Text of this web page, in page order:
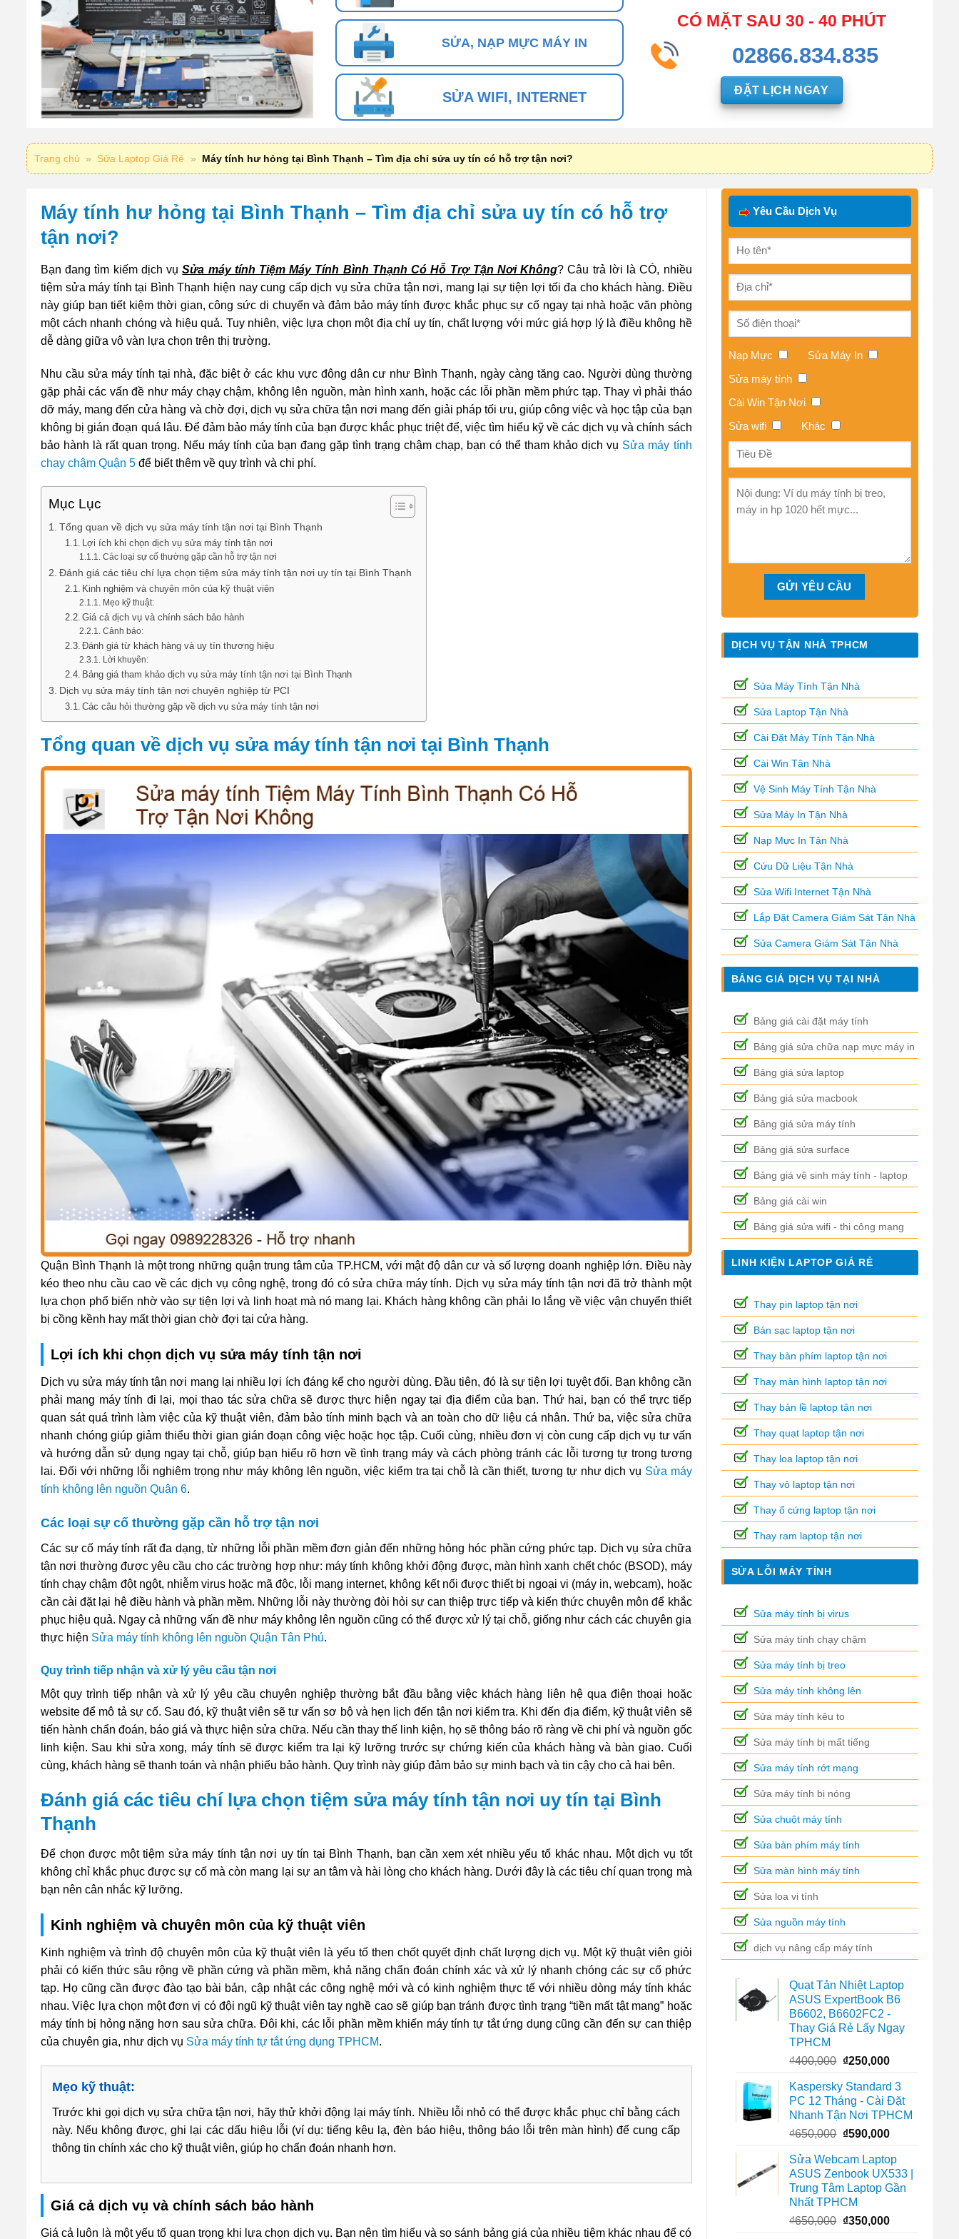
SỬA, NẠP MỰC MÁY IN
SỬA WIFI, INTERNET
CÓ MẶT SAU 30 - 40 PHÚT
02866.834.835
ĐẶT LỊCH NGAY
Trang chủ » Sửa Laptop Giá Rẻ » Máy tính hư hỏng tại Bình Thạnh – Tìm địa chỉ sửa uy tín có hỗ trợ tận nơi?
Máy tính hư hỏng tại Bình Thạnh – Tìm địa chỉ sửa uy tín có hỗ trợ
tận nơi?
Bạn đang tìm kiếm dịch vụSửa máy tính Tiệm Máy Tính Bình Thạnh Có Hỗ Trợ Tận Nơi Không? Câu trả lời là CÓ, nhiều
tiệm sửa máy tính tại Bình Thạnh hiện nay cung cấp dịch vụ sửa chữa tận nơi, mang lại sự tiện lợi tối đa cho khách hàng. Điều
này giúp bạn tiết kiệm thời gian, công sức di chuyển và đảm bảo máy tính được khắc phục sự cố ngay tại nhà hoặc văn phòng
một cách nhanh chóng và hiệu quả. Tuy nhiên, việc lựa chọn một địa chỉ uy tín, chất lượng với mức giá hợp lý là điều không hề
dễ dàng giữa vô vàn lựa chọn trên thị trường.
Nhu cầu sửa máy tính tại nhà, đặc biệt ở các khu vực đông dân cư như Bình Thạnh, ngày càng tăng cao. Người dùng thường
gặp phải các vấn đề như máy chạy chậm, không lên nguồn, màn hình xanh, hoặc các lỗi phần mềm phức tạp. Thay vì phải tháo
dỡ máy, mang đến cửa hàng và chờ đợi, dịch vụ sửa chữa tận nơi mang đến giải pháp tối ưu, giúp công việc và học tập của bạn
không bị gián đoạn quá lâu. Để đảm bảo máy tính của bạn được khắc phục triệt để, việc tìm hiểu kỹ về các dịch vụ và chính sách
bảo hành là rất quan trọng. Nếu máy tính của bạn đang gặp tình trạng chậm chạp, bạn có thể tham khảo dịch vụ Sửa máy tính
chạy chậm Quận 5 để biết thêm về quy trình và chi phí.
Mục Lục
Tổng quan về dịch vụ sửa máy tính tận nơi tại Bình Thạnh
Lợi ích khi chọn dịch vụ sửa máy tính tận nơi
Các loại sự cố thường gặp cần hỗ trợ tận nơi
Đánh giá các tiêu chí lựa chọn tiệm sửa máy tính tận nơi uy tín tại Bình Thạnh
Kinh nghiệm và chuyên môn của kỹ thuật viên
Mẹo kỹ thuật:
Giá cả dịch vụ và chính sách bảo hành
Cảnh báo:
Đánh giá từ khách hàng và uy tín thương hiệu
Lời khuyên:
Bảng giá tham khảo dịch vụ sửa máy tính tận nơi tại Bình Thạnh
Dịch vụ sửa máy tính tận nơi chuyên nghiệp từ PCI
Các câu hỏi thường gặp về dịch vụ sửa máy tính tận nơi
Tổng quan về dịch vụ sửa máy tính tận nơi tại Bình Thạnh
Quận Bình Thạnh là một trong những quận trung tâm của TP.HCM, với mật độ dân cư và số lượng doanh nghiệp lớn. Điều này
kéo theo nhu cầu cao về các dịch vụ công nghệ, trong đó có sửa chữa máy tính. Dịch vụ sửa máy tính tận nơi đã trở thành một
lựa chọn phổ biến nhờ vào sự tiện lợi và linh hoạt mà nó mang lại. Khách hàng không cần phải lo lắng về việc vận chuyển thiết
bị cồng kềnh hay mất thời gian chờ đợi tại cửa hàng.
Lợi ích khi chọn dịch vụ sửa máy tính tận nơi
Dịch vụ sửa máy tính tận nơi mang lại nhiều lợi ích đáng kể cho người dùng. Đầu tiên, đó là sự tiện lợi tuyệt đối. Bạn không cần
phải mang máy tính đi lại, mọi thao tác sửa chữa sẽ được thực hiện ngay tại địa điểm của bạn. Thứ hai, bạn có thể trực tiếp
quan sát quá trình làm việc của kỹ thuật viên, đảm bảo tính minh bạch và an toàn cho dữ liệu cá nhân. Thứ ba, việc sửa chữa
nhanh chóng giúp giảm thiểu thời gian gián đoạn công việc hoặc học tập. Cuối cùng, nhiều đơn vị còn cung cấp dịch vụ tư vấn
và hướng dẫn sử dụng ngay tại chỗ, giúp bạn hiểu rõ hơn về tình trạng máy và cách phòng tránh các lỗi tương tự trong tương
lai. Đối với những lỗi nghiêm trọng như máy không lên nguồn, việc kiểm tra tại chỗ là cần thiết, tương tự như dịch vụ Sửa máy
tính không lên nguồn Quận 6.
Các loại sự cố thường gặp cần hỗ trợ tận nơi
Các sự cố máy tính rất đa dạng, từ những lỗi phần mềm đơn giản đến những hỏng hóc phần cứng phức tạp. Dịch vụ sửa chữa
tận nơi thường được yêu cầu cho các trường hợp như: máy tính không khởi động được, màn hình xanh chết chóc (BSOD), máy
tính chạy chậm đột ngột, nhiễm virus hoặc mã độc, lỗi mạng internet, không kết nối được thiết bị ngoại vi (máy in, webcam), hoặc
cần cài đặt lại hệ điều hành và phần mềm. Những lỗi này thường đòi hỏi sự can thiệp trực tiếp và kiến thức chuyên môn để khắc
phục hiệu quả. Ngay cả những vấn đề như máy không lên nguồn cũng có thể được xử lý tại chỗ, giống như cách các chuyên gia
thực hiện Sửa máy tính không lên nguồn Quận Tân Phú.
Quy trình tiếp nhận và xử lý yêu cầu tận nơi
Một quy trình tiếp nhận và xử lý yêu cầu chuyên nghiệp thường bắt đầu bằng việc khách hàng liên hệ qua điện thoại hoặc
website để mô tả sự cố. Sau đó, kỹ thuật viên sẽ tư vấn sơ bộ và hẹn lịch đến tận nơi kiểm tra. Khi đến địa điểm, kỹ thuật viên sẽ
tiến hành chẩn đoán, báo giá và thực hiện sửa chữa. Nếu cần thay thế linh kiện, họ sẽ thông báo rõ ràng về chi phí và nguồn gốc
linh kiện. Sau khi sửa xong, máy tính sẽ được kiểm tra lại kỹ lưỡng trước sự chứng kiến của khách hàng và bàn giao. Cuối
cùng, khách hàng sẽ thanh toán và nhận phiếu bảo hành. Quy trình này giúp đảm bảo sự minh bạch và tin cậy cho cả hai bên.
Đánh giá các tiêu chí lựa chọn tiệm sửa máy tính tận nơi uy tín tại Bình
Thạnh
Để chọn được một tiệm sửa máy tính tận nơi uy tín tại Bình Thạnh, bạn cần xem xét nhiều yếu tố khác nhau. Một dịch vụ tốt
không chỉ khắc phục được sự cố mà còn mang lại sự an tâm và hài lòng cho khách hàng. Dưới đây là các tiêu chí quan trọng mà
bạn nên cân nhắc kỹ lưỡng.
Kinh nghiệm và chuyên môn của kỹ thuật viên
Kinh nghiệm và trình độ chuyên môn của kỹ thuật viên là yếu tố then chốt quyết định chất lượng dịch vụ. Một kỹ thuật viên giỏi
phải có kiến thức sâu rộng về phần cứng và phần mềm, khả năng chẩn đoán chính xác và xử lý nhanh chóng các sự cố phức
tạp. Họ cũng cần được đào tạo bài bản, cập nhật các công nghệ mới và có kinh nghiệm thực tế với nhiều dòng máy tính khác
nhau. Việc lựa chọn một đơn vị có đội ngũ kỹ thuật viên tay nghề cao sẽ giúp bạn tránh được tình trạng “tiền mất tật mang” hoặc
máy tính bị hỏng nặng hơn sau sửa chữa. Đôi khi, các lỗi phần mềm khiến máy tính tự tắt ứng dụng cũng cần đến sự can thiệp
của chuyên gia, như dịch vụ Sửa máy tính tự tắt ứng dụng TPHCM.
Mẹo kỹ thuật:
Trước khi gọi dịch vụ sửa chữa tận nơi, hãy thử khởi động lại máy tính. Nhiều lỗi nhỏ có thể được khắc phục chỉ bằng cách
này. Nếu không được, ghi lại các dấu hiệu lỗi (ví dụ: tiếng kêu lạ, đèn báo hiệu, thông báo lỗi trên màn hình) để cung cấp
thông tin chính xác cho kỹ thuật viên, giúp họ chẩn đoán nhanh hơn.
Giá cả dịch vụ và chính sách bảo hành
Giá cả luôn là một yếu tố quan trọng khi lựa chọn dịch vụ. Bạn nên tìm hiểu và so sánh bảng giá của nhiều tiệm khác nhau để có
Yêu Cầu Dịch Vụ
Nạp Mực
Sửa Máy In
Sửa máy tính
Cài Win Tận Nơi
Sửa wifi
Khác
DỊCH VỤ TẬN NHÀ TPHCM
Sửa Máy Tính Tận Nhà
Sửa Laptop Tận Nhà
Cài Đặt Máy Tính Tận Nhà
Cài Win Tận Nhà
Vệ Sinh Máy Tính Tận Nhà
Sửa Máy In Tận Nhà
Nạp Mực In Tận Nhà
Cứu Dữ Liệu Tận Nhà
Sửa Wifi Internet Tận Nhà
Lắp Đặt Camera Giám Sát Tận Nhà
Sửa Camera Giám Sát Tận Nhà
BẢNG GIÁ DỊCH VỤ TẠI NHÀ
Bảng giá cài đặt máy tính
Bảng giá sửa chữa nạp mực máy in
Bảng giá sửa laptop
Bảng giá sửa macbook
Bảng giá sửa máy tính
Bảng giá sửa surface
Bảng giá vệ sinh máy tính - laptop
Bảng giá cài win
Bảng giá sửa wifi - thi công mạng
LINH KIỆN LAPTOP GIÁ RẺ
Thay pin laptop tận nơi
Bán sạc laptop tận nơi
Thay bàn phím laptop tận nơi
Thay màn hình laptop tận nơi
Thay bản lề laptop tận nơi
Thay quạt laptop tận nơi
Thay loa laptop tận nơi
Thay vỏ laptop tận nơi
Thay ổ cứng laptop tận nơi
Thay ram laptop tận nơi
SỬA LỖI MÁY TÍNH
Sửa máy tính bị virus
Sửa máy tính chạy chậm
Sửa máy tính bị treo
Sửa máy tính không lên
Sửa máy tính kêu to
Sửa máy tính bị mất tiếng
Sửa máy tính rớt mạng
Sửa máy tính bị nóng
Sửa chuột máy tính
Sửa bàn phím máy tính
Sửa màn hình máy tính
Sửa loa vi tính
Sửa nguồn máy tính
dịch vụ nâng cấp máy tính
Quạt Tản Nhiệt Laptop
ASUS ExpertBook B6
B6602, B6602FC2 -
Thay Giá Rẻ Lấy Ngay
TPHCM
₫400,000 Giá
là:
₫400,000.
₫250,000Giá
tại
là:
₫250,000.
Kaspersky Standard 3
PC 12 Tháng - Cài Đặt
Nhanh Tận Nơi TPHCM
₫650,000 Giá
là:
₫650,000.
₫590,000Giá
tại
là:
₫590,000.
Sửa Webcam Laptop
ASUS Zenbook UX533 |
Trung Tâm Laptop Gần
Nhất TPHCM
₫650,000 Giá
₫350,000Giá